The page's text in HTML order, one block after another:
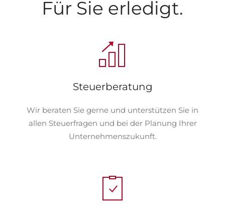
Für Sie erledigt.
Steuerberatung
Wir beraten Sie gerne und unterstützen Sie in
allen Steuerfragen und bei der Planung Ihrer
Unternehmenszukunft.